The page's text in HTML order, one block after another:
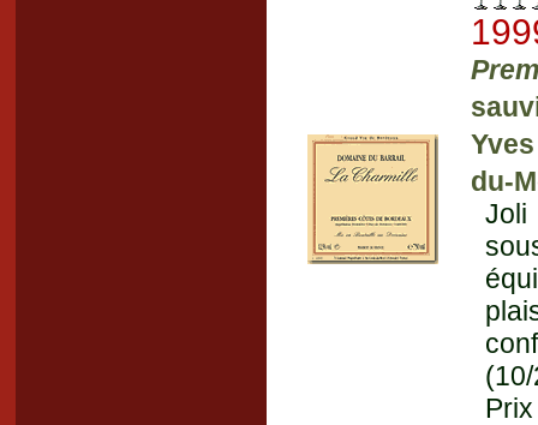
du-
Joli